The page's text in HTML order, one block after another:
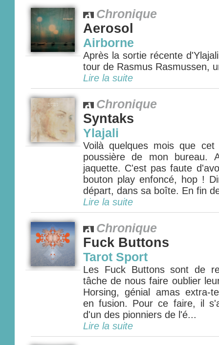
Chronique
Aerosol
Airborne
Après la sortie récente
tour de Rasmus Rasmussen,
Lire la suite
Chronique
Syntaks
Ylajali
Voilà quelques mois que
poussière de mon bureau.
jaquette. C'est pas faute
bouton play enfoncé, hop !
départ, dans sa boîte. En fin
Lire la suite
Chronique
Fuck Buttons
Tarot Sport
Les Fuck Buttons sont de
tâche de nous faire oublier
Horsing, génial amas extra-
en fusion. Pour ce faire, il
d'un des pionniers de l'é...
Lire la suite